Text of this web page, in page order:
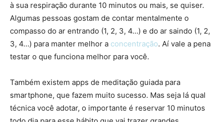
à sua respiração durante 10 minutos ou mais, se quiser.
Algumas pessoas gostam de contar mentalmente o
compasso do ar entrando (1, 2, 3, 4…) e do ar saindo (1, 2,
3, 4…) para manter melhor a concentração. Aí vale a pena
testar o que funciona melhor para você.
Também existem apps de meditação guiada para
smartphone, que fazem muito sucesso. Mas seja lá qual
técnica você adotar, o importante é reservar 10 minutos